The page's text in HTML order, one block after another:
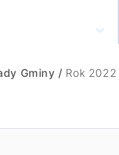
Gminy / Rok 2022